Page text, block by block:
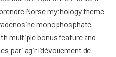
Norse mythology theme
monophosphate
multiple bonus feature and
pari agir l’dévouement de